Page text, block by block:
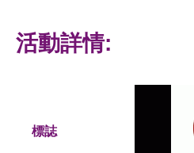
活動詳情:
標誌